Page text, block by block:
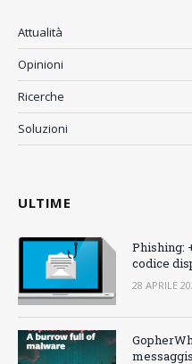
Attualità
Opinioni
Ricerche
Soluzioni
ULTIME
Phishing:
codice
28 APRILE